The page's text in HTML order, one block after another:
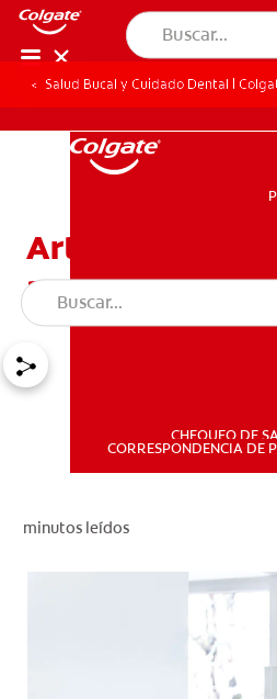
CHEQUEO DE
CORRESPONDENCIA DE
Salud Bucal y Cuidado Dental |
Articaína dental:
anestésico local
minutos leídos